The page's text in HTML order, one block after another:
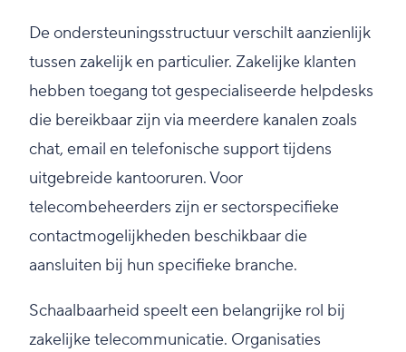
De ondersteuningsstructuur verschilt aanzienlijk
tussen zakelijk en particulier. Zakelijke klanten
hebben toegang tot gespecialiseerde helpdesks
die bereikbaar zijn via meerdere kanalen zoals
chat, email en telefonische support tijdens
uitgebreide kantooruren. Voor
telecombeheerders zijn er sectorspecifieke
contactmogelijkheden beschikbaar die
aansluiten bij hun specifieke branche.
Schaalbaarheid speelt een belangrijke rol bij
zakelijke telecommunicatie. Organisaties